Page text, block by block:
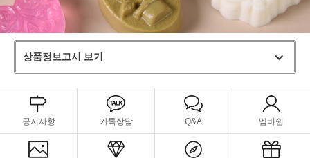
상품정보고시 보기
공지사항 카톡상담 Q&A 멤버쉽